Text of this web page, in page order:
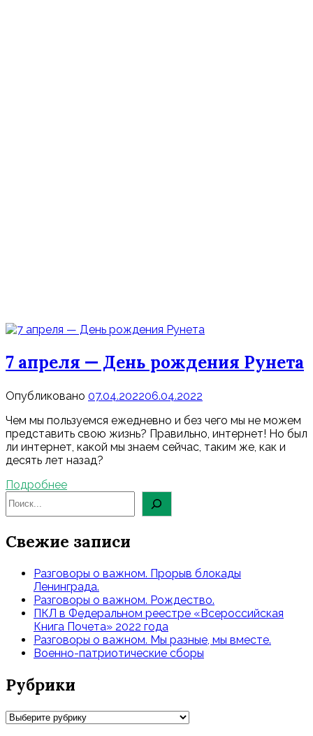
7 апреля — День рождения Рунета
Опубликовано 07.04.202206.04.2022
Чем мы пользуемся ежедневно и без чего мы не можем
представить свою жизнь? Правильно, интернет! Но был
ли интернет, какой мы знаем сейчас, таким же, как и
десять лет назад?
Подробнее
Свежие записи
Разговоры о важном. Прорыв блокады
Ленинграда.
Разговоры о важном. Рождество.
ПКЛ в Федеральном реестре «Всероссийская
Книга Почета» 2022 года
Разговоры о важном. Мы разные, мы вместе.
Военно-патриотические сборы
Рубрики
Рубрики